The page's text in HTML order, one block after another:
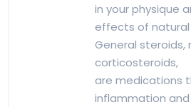
in your physique
effects of natural
General steroids,
corticosteroids,
are medications
inflammation